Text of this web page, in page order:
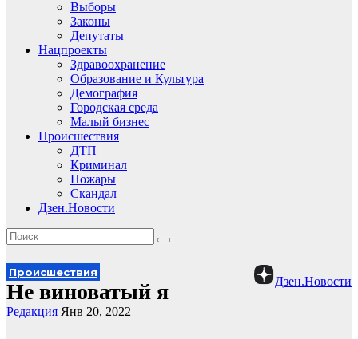
Выборы
Законы
Депутаты
Нацпроекты
Здравоохранение
Образование и Культура
Демография
Городская среда
Малый бизнес
Происшествия
ДТП
Криминал
Пожары
Скандал
Дзен.Новости
Дзен.Новости
Происшествия
Не виноватый я
Редакция Янв 20, 2022